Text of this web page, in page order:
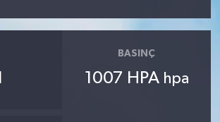
BASINÇ
1007 HPA hpa